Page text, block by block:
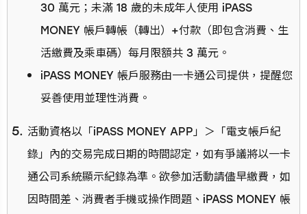
30 萬元；未滿 18 歲的未成年人使用 iPASS
MONEY 帳戶轉帳（轉出）+付款（即包含消費、生
活繳費及乘車碼）每月限額共 3 萬元。
iPASS MONEY 帳戶服務由一卡通公司提供，提醒您
妥善使用並理性消費。
活動資格以「iPASS MONEY APP」＞「電支帳戶紀
錄」內的交易完成日期的時間認定，如有爭議將以一卡
通公司系統顯示紀錄為準。欲參加活動請儘早繳費，如
因時間差、消費者手機或操作問題、iPASS MONEY 帳